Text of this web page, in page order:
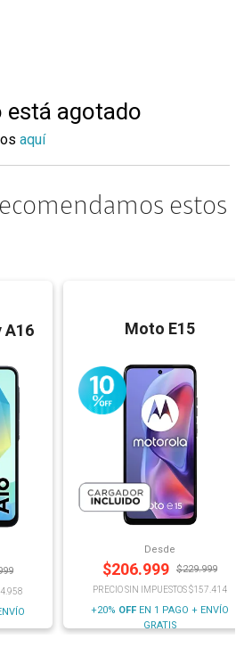
está agotado
aquí
estos
A16 Moto E15
Desde
$206.999 $229.999
PRECIO SIN IMPUESTOS $157.414
+20% OFF EN 1 PAGO + ENVÍO
GRATIS